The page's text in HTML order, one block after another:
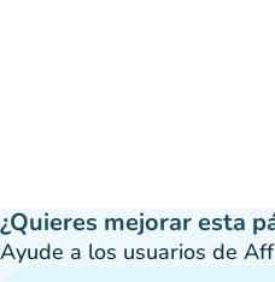
¿Quieres mejorar esta
Ayude a los usuarios de